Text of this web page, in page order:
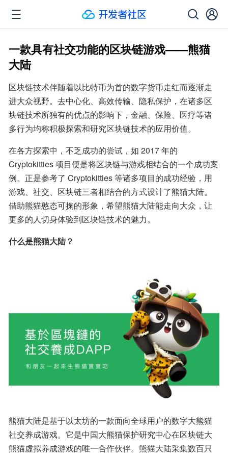
一款具有社交功能的区块链游戏——熊猫
大陆
区块链技术伴随着以比特币为首的数字货币走红而逐渐走
进大众视野。去中心化、高效传输、隐私保护，在诸多区
块链技术所独有的优点的影响下，金融、保险、医疗等诸
多行为均称积极探索和研究区块链技术的应用价值。
在各方探索中，不乏成功的尝试，如 2017 年的
Cryptokitties 项目便是将区块链与游戏相结合的一个成功案
例。正是参考了 Cryptokitties 等诸多项目的成功经验，用
游戏、社交、区块链三者相结合的方式设计了熊猫大陆。
借助熊猫憨态可掬的形象，希望熊猫大陆能走向大众，让
更多的人切身体验到区块链技术的魅力。
什么是熊猫大陆？
熊猫大陆是基于以太坊的一款面向全球用户的数字大熊猫
社交养成游戏。它是中国大熊猫保护研究中心在区块链大
熊猫虚拟养成游戏的唯一合作伙伴。熊猫大陆采集数百只